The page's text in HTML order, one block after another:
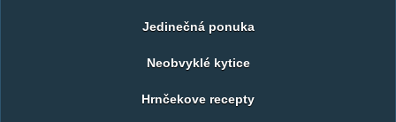
Jedinečná ponuka
Neobvyklé kytice
Hrnčekove recepty